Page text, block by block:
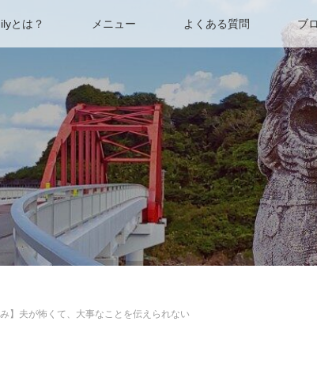
とは？ メニュー よくある質問 ブ
み】夫が怖くて、大事なことを伝えられない